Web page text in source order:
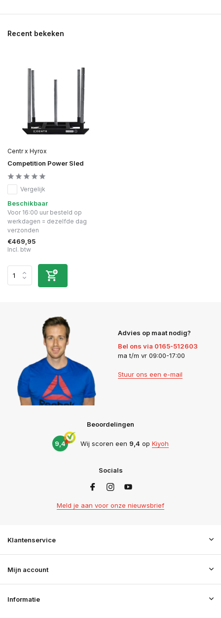
Recent bekeken
Centr x Hyrox
Competition Power Sled
Vergelijk
Beschikbaar
Voor 16:00 uur besteld op
werkdagen = dezelfde dag
verzonden
€469,95
Incl. btw
Advies op maat nodig?
Bel ons via 0165-512603
ma t/m vr 09:00-17:00
Stuur ons een e-mail
Beoordelingen
9,4 Wij scoren een 9,4 op Kiyoh
Socials
Meld je aan voor onze nieuwsbrief
Klantenservice
Mijn account
Informatie